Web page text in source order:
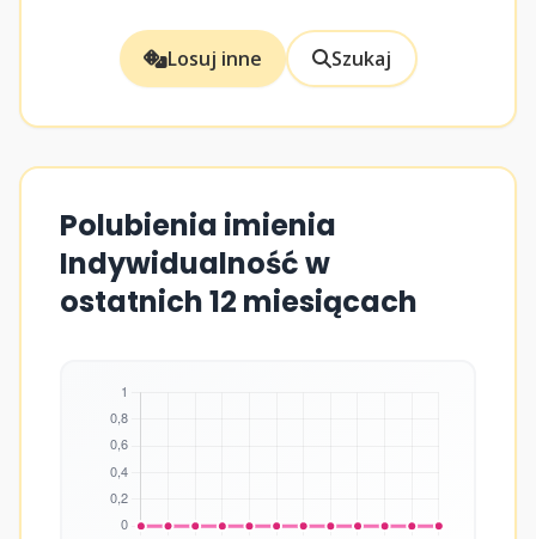
Losuj inne Szukaj
Polubienia imienia
Indywidualność w
ostatnich 12 miesiącach